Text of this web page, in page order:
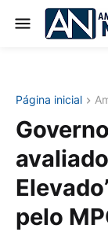
Página inicial
pelo